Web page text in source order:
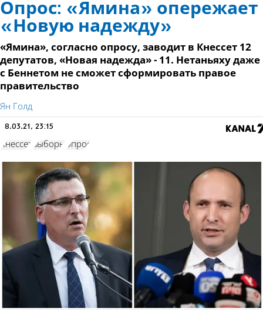
Опрос: «Ямина» опережает
«Новую надежду»
«Ямина», согласно опросу, заводит в Кнессет 12
депутатов, «Новая надежда» - 11. Нетаньяху даже
с Беннетом не сможет сформировать правое
правительство
Ян Голд
8.03.21, 23:15
Кнессет выборы опрос